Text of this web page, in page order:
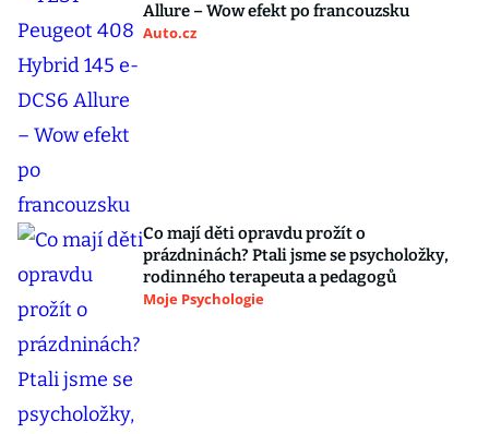
Allure – Wow efekt po francouzsku
Auto.cz
Co mají děti opravdu prožít o
prázdninách? Ptali jsme se psycholožky,
rodinného terapeuta a pedagogů
Moje Psychologie